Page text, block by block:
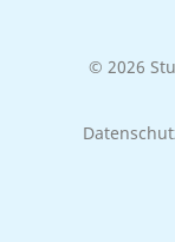
© 2026